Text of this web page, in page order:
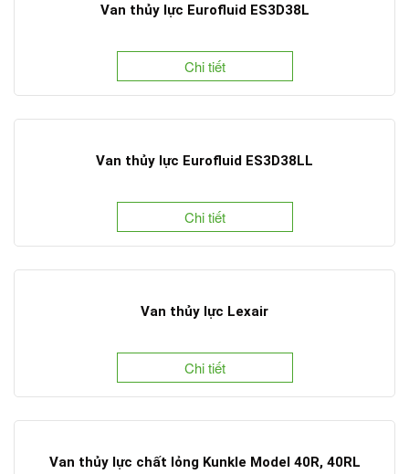
Van thủy lực Eurofluid ES3D38L
Chi tiết
Van thủy lực Eurofluid ES3D38LL
Chi tiết
Van thủy lực Lexair
Chi tiết
Van thủy lực chất lỏng Kunkle Model 40R, 40RL